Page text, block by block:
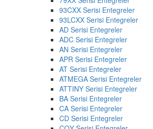
93CXX Serisi Entegreler
93LCXX Serisi Entegreler
AD Serisi Entegreler
ADC Serisi Entegreler
AN Serisi Entegreler
APR Serisi Entegreler
AT Serisi Entegreler
ATMEGA Serisi Entegreler
ATTINY Serisi Entegreler
BA Serisi Entegreler
CA Serisi Entegreler
CD Serisi Entegreler